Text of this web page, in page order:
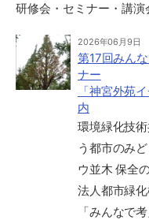
研修会・セミナー・講演
2026年06月9日
第17回みん
ナー
「神宮外苑
内
環境緑化技
う都市のみ
ウ並木 保全
法人都市緑
「みんなで